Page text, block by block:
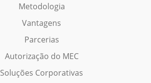
Metodologia
Vantagens
Parcerias
Autorização do MEC
Soluções Corporativas